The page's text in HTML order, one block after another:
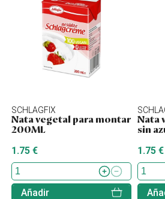
SCHLAGFIX
Nata vegetal para montar
200ML
1.75 €
Añadir
Nata
sin
1.75 €